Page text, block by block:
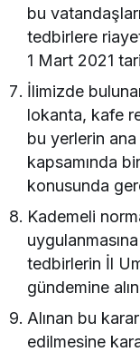
bu
tedbirlere
1 Mart 2021
İlimizde
lokanta, kafe
bu yerlerin
kapsamında
konusunda
Kademeli
tedbirlerin İl
gündemine
Alınan bu
edilmesine